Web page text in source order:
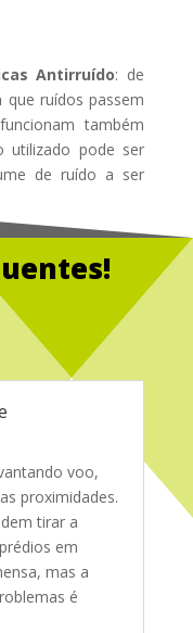
Antirruído: de
que ruídos passem
também
utilizado pode ser
de ruído a ser
voo,
proximidades.
tirar a
em
mas a
é